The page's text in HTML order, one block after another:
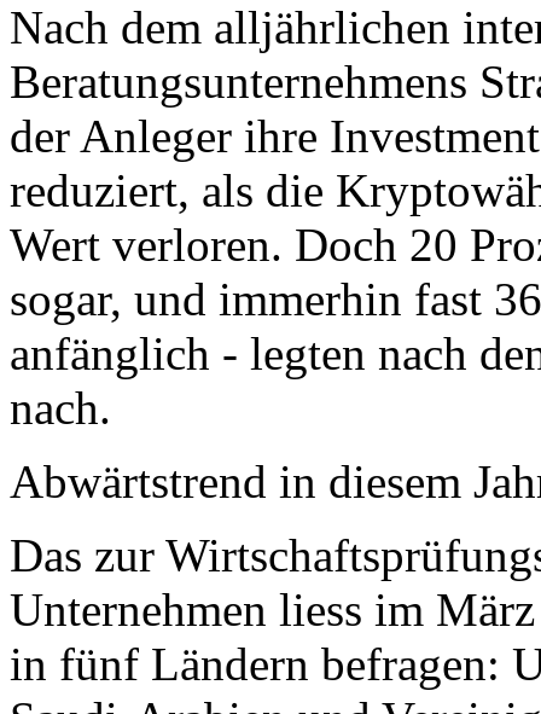
Nach dem alljährlichen
Beratungsunternehmens
der Anleger ihre
reduziert, als die
Wert verloren. Doch 20
sogar, und immerhin fast
anfänglich - legten nach
nach.
Abwärtstrend in diesem
Das zur
Unternehmen liess im
in fünf Ländern befragen: